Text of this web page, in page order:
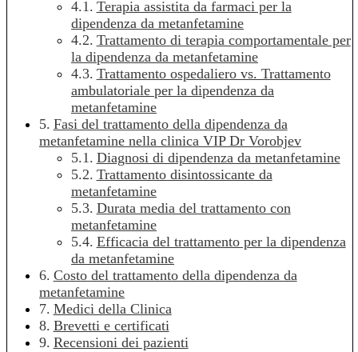
Terapia assistita da farmaci per la
dipendenza da metanfetamine
Trattamento di terapia comportamentale per
la dipendenza da metanfetamine
Trattamento ospedaliero vs. Trattamento
ambulatoriale per la dipendenza da
metanfetamine
Fasi del trattamento della dipendenza da
metanfetamine nella clinica VIP Dr Vorobjev
Diagnosi di dipendenza da metanfetamine
Trattamento disintossicante da
metanfetamine
Durata media del trattamento con
metanfetamine
Efficacia del trattamento per la dipendenza
da metanfetamine
Costo del trattamento della dipendenza da
metanfetamine
Medici della Clinica
Brevetti e certificati
Recensioni dei pazienti